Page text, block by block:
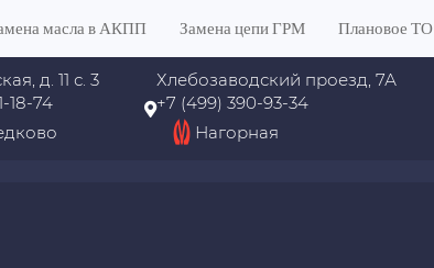
масла в АКПП Замена цепи ГРМ Плановое ТО
д. 11 с. 3
18-74
Хлебозаводский проезд, 7А
+7 (499) 390-93-34
Нагорная